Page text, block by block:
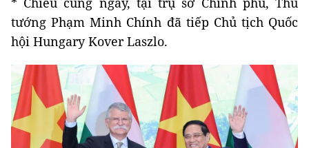
tướng Phạm Minh Chính đã tiếp Chủ tịch Quốc
hội Hungary Kover Laszlo.